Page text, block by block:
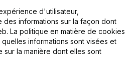
d'utilisateur,
des informations sur la façon dont
La politique en matière de cookies
informations sont visées et
la manière dont elles sont
Informations d’entreprise
Monitoring
Recherche internationale